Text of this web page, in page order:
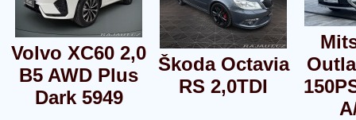
Volvo XC60 2,0
B5 AWD Plus
Dark 5949
Škoda Octavia
RS 2,0TDI